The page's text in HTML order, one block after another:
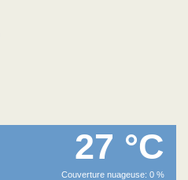
27 °C
Couverture nuageuse: 0 %